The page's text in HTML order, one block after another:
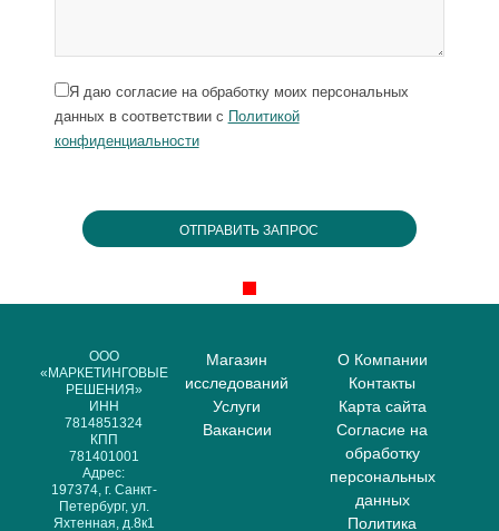
Я даю согласие на обработку моих персональных
данных в соответствии с Политикой
конфиденциальности
ООО
«МАРКЕТИНГОВЫЕ
РЕШЕНИЯ»
ИНН
7814851324
КПП
781401001
Адрес:
197374, г. Санкт-
Петербург, ул.
Яхтенная, д.8к1
Магазин
исследований
Услуги
Вакансии
О Компании
Контакты
Карта сайта
Согласие на
обработку
персональных
данных
Политика